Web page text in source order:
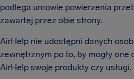
podlega umowie powierzenia
zawartej przez obie strony.
AirHelp nie udostępni danych
zewnętrznym po to, by mogły one
AirHelp swoje produkty czy usługi.